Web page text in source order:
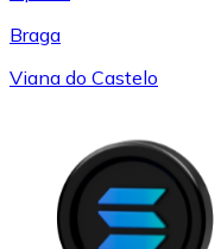
Braga
Viana do Castelo